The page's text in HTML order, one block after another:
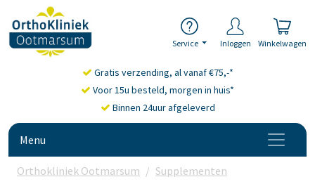
Service Inloggen Winkelwagen
Gratis verzending, al vanaf €75,-*
Voor 15u besteld, morgen in huis*
Binnen 24uur afgeleverd
Menu
Orthokliniek Ootmarsum Supplementen